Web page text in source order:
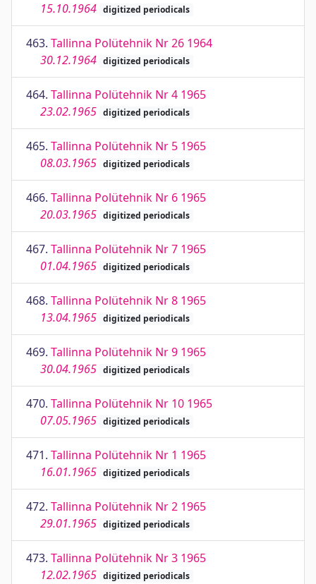
15.10.1964 digitized periodicals
463. Tallinna Polütehnik Nr 26 1964
30.12.1964 digitized periodicals
464. Tallinna Polütehnik Nr 4 1965
23.02.1965 digitized periodicals
465. Tallinna Polütehnik Nr 5 1965
08.03.1965 digitized periodicals
466. Tallinna Polütehnik Nr 6 1965
20.03.1965 digitized periodicals
467. Tallinna Polütehnik Nr 7 1965
01.04.1965 digitized periodicals
468. Tallinna Polütehnik Nr 8 1965
13.04.1965 digitized periodicals
469. Tallinna Polütehnik Nr 9 1965
30.04.1965 digitized periodicals
470. Tallinna Polütehnik Nr 10 1965
07.05.1965 digitized periodicals
471. Tallinna Polütehnik Nr 1 1965
16.01.1965 digitized periodicals
472. Tallinna Polütehnik Nr 2 1965
29.01.1965 digitized periodicals
473. Tallinna Polütehnik Nr 3 1965
12.02.1965 digitized periodicals